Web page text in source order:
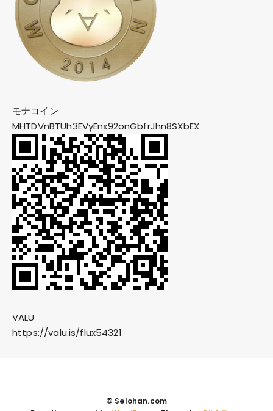
モナコイン
MHTDVnBTUh3EVyEnx92onGbfrJhn8SXbEX
VALU
https://valu.is/flux54321
© Selohan.com